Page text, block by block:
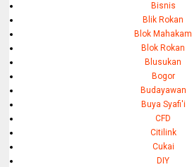
Bisnis
Blik Rokan
Blok Mahakam
Blok Rokan
Blusukan
Bogor
Budayawan
Buya Syafi'i
CFD
Citilink
Cukai
DIY